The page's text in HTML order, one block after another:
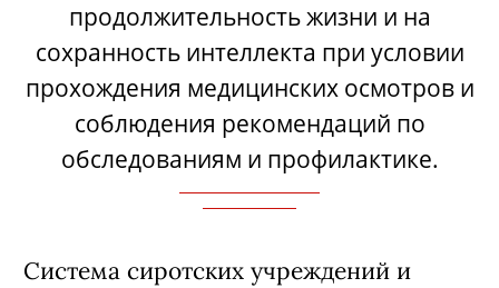
продолжительность жизни и на
сохранность интеллекта при условии
прохождения медицинских осмотров и
соблюдения рекомендаций по
обследованиям и профилактике.
Система сиротских учреждений и